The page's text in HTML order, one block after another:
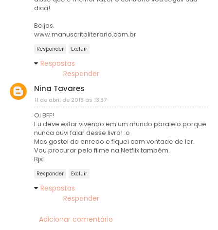
dica!
Beijos.
www.manuscritoliterario.com.br
Responder Excluir
Respostas
Responder
Nina Tavares
11 de abril de 2018 às 13:37
Oi BFF!
Eu deve estar vivendo em um mundo paralelo porque
nunca ouvi falar desse livro! :o
Mas gostei do enredo e fiquei com vontade de ler.
Vou procurar pelo filme na Netflix também.
Bjs!
Responder Excluir
Respostas
Responder
Adicionar comentário